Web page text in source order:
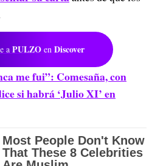
a PULZO en Discover
me fui”: Comesaña, con
si habrá ‘Julio XI’ en